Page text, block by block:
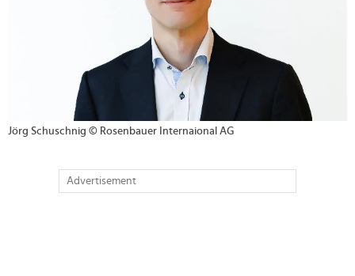
Jörg Schuschnig © Rosenbauer Internaional AG
Advertisement